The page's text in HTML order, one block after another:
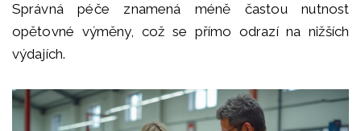
Správná péče znamená méně častou nutnost
opětovné výměny, což se přímo odrazí na nižších
výdajích.